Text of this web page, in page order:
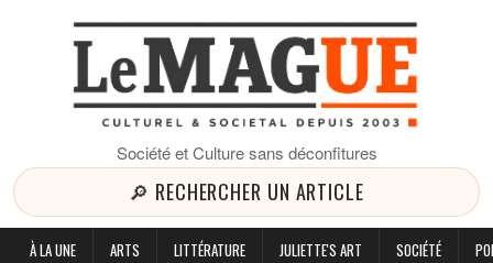
Société et Culture sans déconfitures
🔎 RECHERCHER UN ARTICLE
À LA UNE ARTS LITTÉRATURE JULIETTE'S ART SOCIÉTÉ